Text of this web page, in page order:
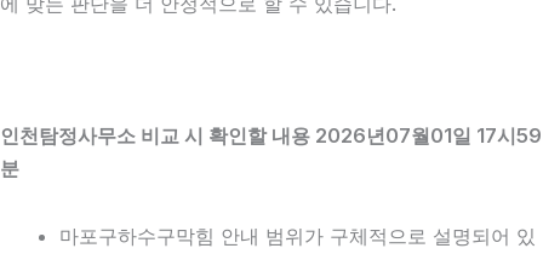
인천탐정사무소 비교 시 확인할 내용 2026년07월01일 17시59
분
마포구하수구막힘 안내 범위가 구체적으로 설명되어 있